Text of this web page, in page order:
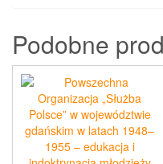
Podobne